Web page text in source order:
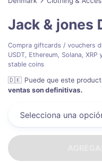
Jack & jones
Compra giftcards / vouchers
USDT, Ethereum, Solana,
stable coins
🇩🇰 Puede que este
ventas son definitivas.